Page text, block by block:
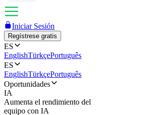
Iniciar Sesión
Regístrese gratis
ES
EnglishTürkçePortuguês
ES
EnglishTürkçePortuguês
Oportunidades
IA
Aumenta el rendimiento del
equipo con IA